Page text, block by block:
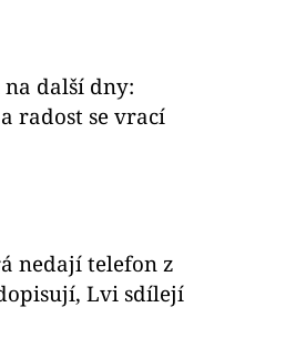
další dny:
radost se vrací
nedají telefon z
Lvi sdílejí